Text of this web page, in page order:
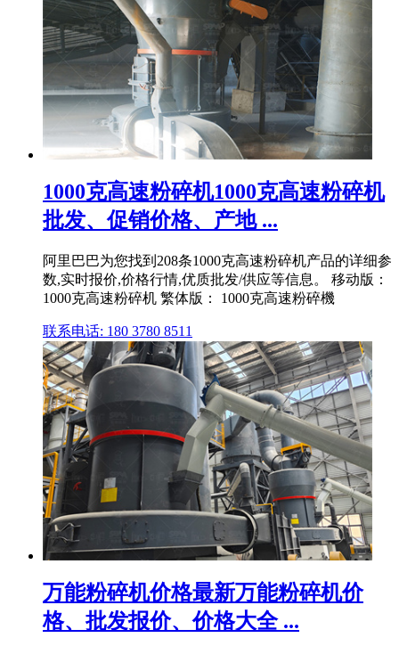
1000克高速粉碎机1000克高速粉碎机
批发、促销价格、产地 ...
阿里巴巴为您找到208条1000克高速粉碎机产品的详细参
数,实时报价,价格行情,优质批发/供应等信息。 移动版：
1000克高速粉碎机 繁体版： 1000克高速粉碎機
联系电话: 180 3780 8511
万能粉碎机价格最新万能粉碎机价
格、批发报价、价格大全 ...